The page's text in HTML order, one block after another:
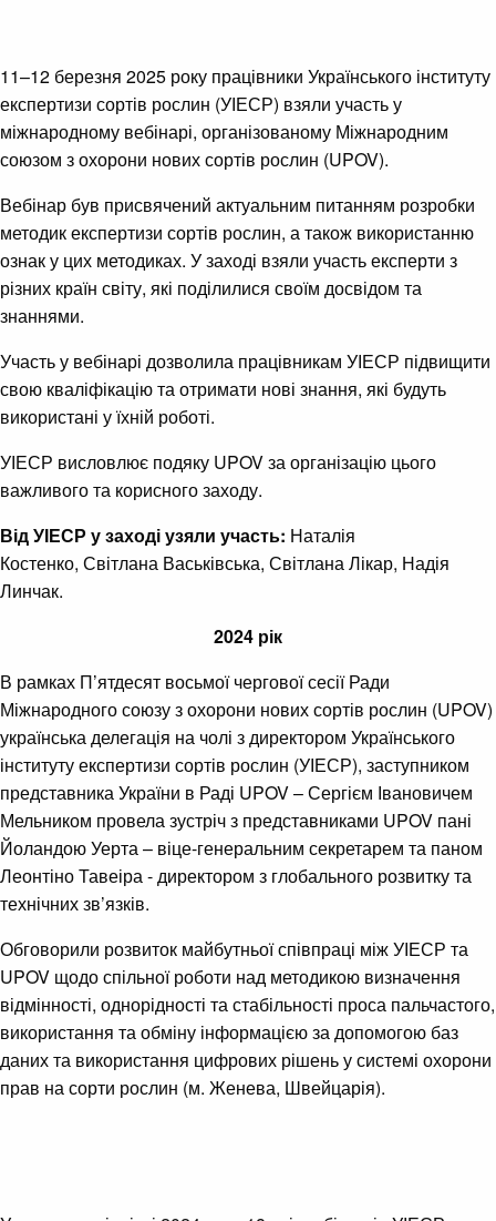
11–12 березня 2025 року працівники Українського інституту
експертизи сортів рослин (УІЕСР) взяли участь у
міжнародному вебінарі, організованому Міжнародним
союзом з охорони нових сортів рослин (UPOV).
Вебінар був присвячений актуальним питанням розробки
методик експертизи сортів рослин, а також використанню
ознак у цих методиках. У заході взяли участь експерти з
різних країн світу, які поділилися своїм досвідом та
знаннями.
Участь у вебінарі дозволила працівникам УІЕСР підвищити
свою кваліфікацію та отримати нові знання, які будуть
використані у їхній роботі.
УІЕСР висловлює подяку UPOV за організацію цього
важливого та корисного заходу.
Від УІЕСР у заході узяли участь: Наталія
Костенко, Світлана Васьківська, Світлана Лікар, Надія
Линчак.
2024 рік
В рамках П’ятдесят восьмої чергової сесії Ради
Міжнародного союзу з охорони нових сортів рослин (UPOV)
українська делегація на чолі з директором Українського
інституту експертизи сортів рослин (УІЕСР), заступником
представника України в Раді UPOV – Сергієм Івановичем
Мельником провела зустріч з представниками UPOV пані
Йоландою Уерта – віце-генеральним секретарем та паном
Леонтіно Тавеіра - директором з глобального розвитку та
технічних зв’язків.
Обговорили розвиток майбутньої співпраці між УІЕСР та
UPOV щодо спільної роботи над методикою визначення
відмінності, однорідності та стабільності проса пальчастого,
використання та обміну інформацією за допомогою баз
даних та використання цифрових рішень у системі охорони
прав на сорти рослин (м. Женева, Швейцарія).